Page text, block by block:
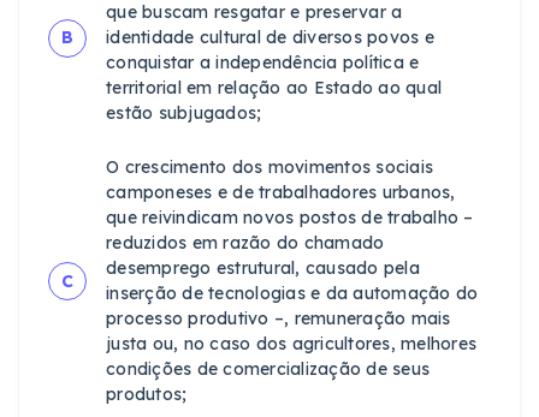
B
que buscam resgatar e preservar a
identidade cultural de diversos povos e
conquistar a independência política e
territorial em relação ao Estado ao qual
estão subjugados;
C
O crescimento dos movimentos sociais
camponeses e de trabalhadores urbanos,
que reivindicam novos postos de trabalho –
reduzidos em razão do chamado
desemprego estrutural, causado pela
inserção de tecnologias e da automação do
processo produtivo –, remuneração mais
justa ou, no caso dos agricultores, melhores
condições de comercialização de seus
produtos;